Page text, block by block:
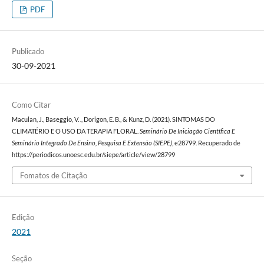
PDF
Publicado
30-09-2021
Como Citar
Maculan, J., Baseggio, V. ., Dorigon, E. B., & Kunz, D. (2021). SINTOMAS DO
CLIMATÉRIO E O USO DA TERAPIA FLORAL. Seminário De Iniciação Científica E
Seminário Integrado De Ensino, Pesquisa E Extensão (SIEPE), e28799. Recuperado de
https://periodicos.unoesc.edu.br/siepe/article/view/28799
Fomatos de Citação
Edição
2021
Seção